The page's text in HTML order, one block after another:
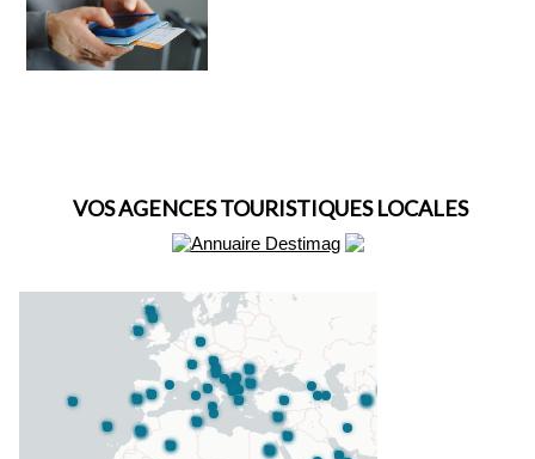
VOS AGENCES TOURISTIQUES LOCALES